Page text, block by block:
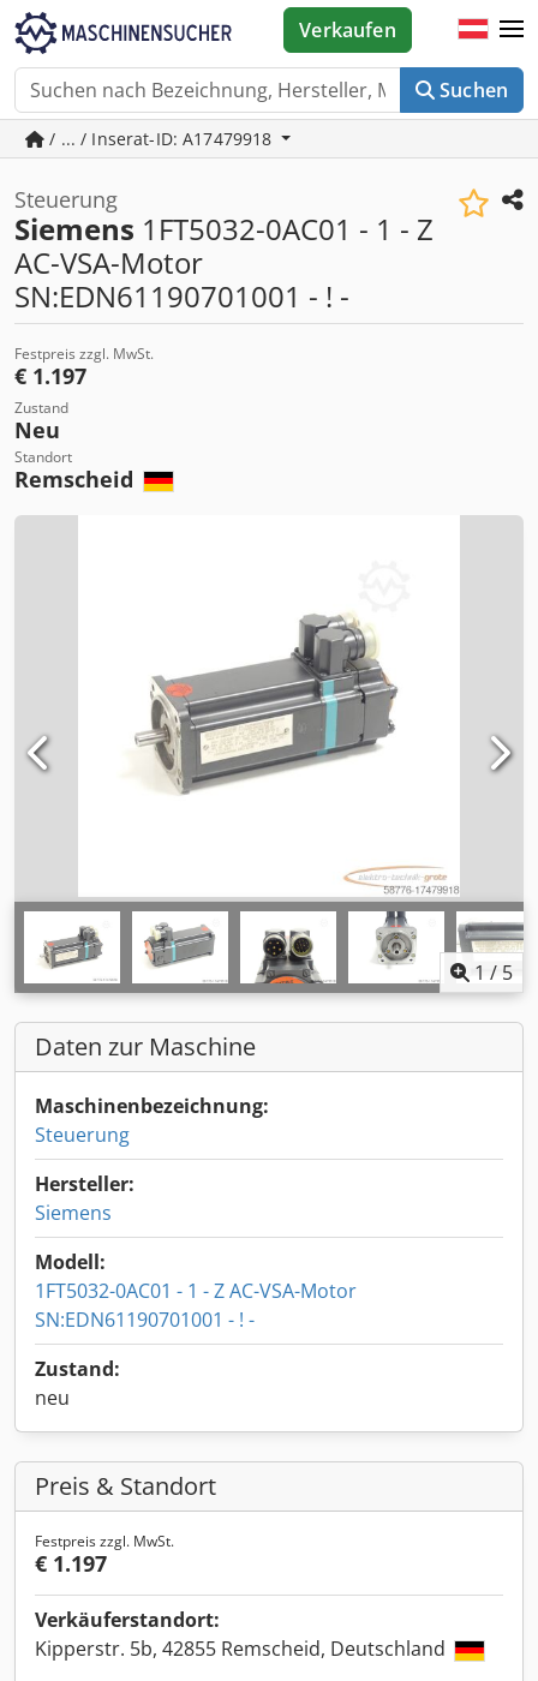
Suchen
Verkaufen
/ ... / Inserat-ID: A17479918
Steuerung
Siemens 1FT5032-0AC01 - 1 - Z
AC-VSA-Motor
SN:EDN61190701001 - ! -
Festpreis zzgl. MwSt.
€ 1.197
Zustand
Neu
Standort
Remscheid
1 / 5
Daten zur Maschine
Maschinenbezeichnung:
Steuerung
Hersteller:
Siemens
Modell:
1FT5032-0AC01 - 1 - Z AC-VSA-Motor
SN:EDN61190701001 - ! -
Zustand:
neu
Preis & Standort
Festpreis zzgl. MwSt.
€ 1.197
Verkäuferstandort:
Kipperstr. 5b, 42855 Remscheid, Deutschland